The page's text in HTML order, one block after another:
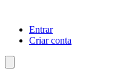
Entrar
Criar conta